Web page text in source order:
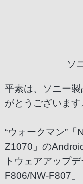
ソ
平素は、ソニー
がとうございます
“ウォークマン”
Z1070」の
トウェアアップ
F806/NW-F807」